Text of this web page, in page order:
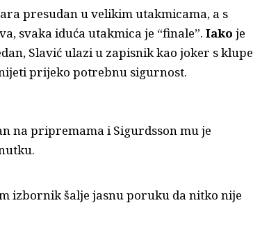
presudan u velikim utakmicama, a s
svaka iduća utakmica je “finale”. Iako je
Slavić ulazi u zapisnik kao joker s klupe
prijeko potrebnu sigurnost.
na pripremama i Sigurdsson mu je
izbornik šalje jasnu poruku da nitko nije